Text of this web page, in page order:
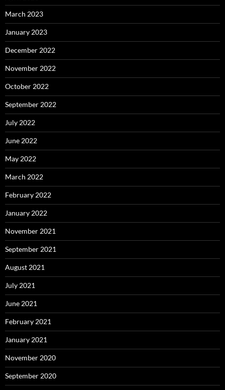
March 2023
January 2023
December 2022
November 2022
October 2022
September 2022
July 2022
June 2022
May 2022
March 2022
February 2022
January 2022
November 2021
September 2021
August 2021
July 2021
June 2021
February 2021
January 2021
November 2020
September 2020